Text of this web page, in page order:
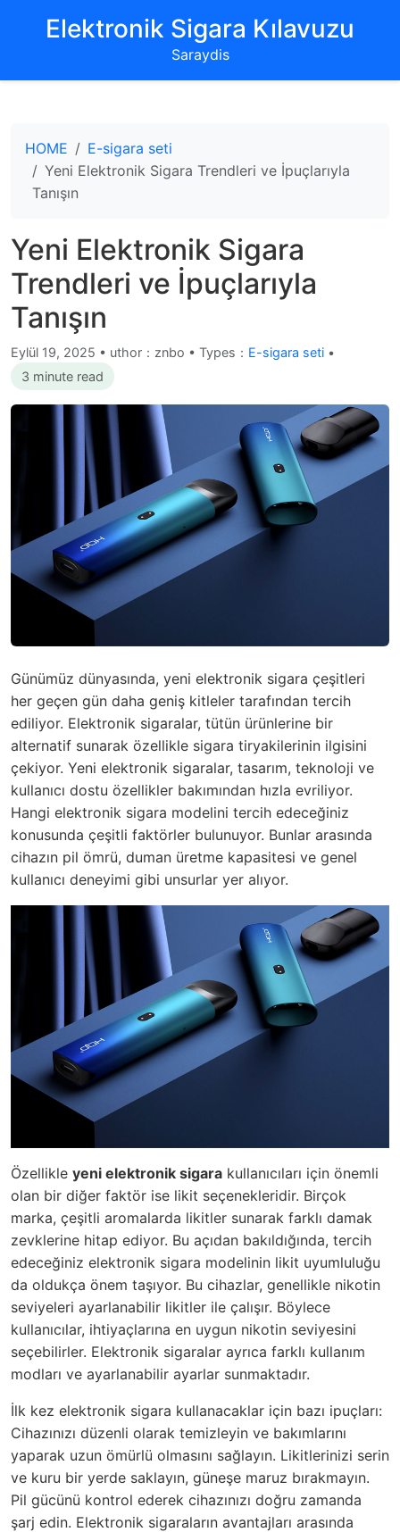
‌Elektronik Sigara Kılavuzu‌
Saraydis
HOME
E-sigara seti
Yeni Elektronik Sigara Trendleri ve İpuçlarıyla
Tanışın
Yeni Elektronik Sigara
Trendleri ve İpuçlarıyla
Tanışın
Eylül 19, 2025 • uthor：znbo • Types： E-sigara seti •
3 minute read
Günümüz dünyasında, yeni elektronik sigara çeşitleri
her geçen gün daha geniş kitleler tarafından tercih
ediliyor. Elektronik sigaralar, tütün ürünlerine bir
alternatif sunarak özellikle sigara tiryakilerinin ilgisini
çekiyor. Yeni elektronik sigaralar, tasarım, teknoloji ve
kullanıcı dostu özellikler bakımından hızla evriliyor.
Hangi elektronik sigara modelini tercih edeceğiniz
konusunda çeşitli faktörler bulunuyor. Bunlar arasında
cihazın pil ömrü, duman üretme kapasitesi ve genel
kullanıcı deneyimi gibi unsurlar yer alıyor.
Özellikle yeni elektronik sigara kullanıcıları için önemli
olan bir diğer faktör ise likit seçenekleridir. Birçok
marka, çeşitli aromalarda likitler sunarak farklı damak
zevklerine hitap ediyor. Bu açıdan bakıldığında, tercih
edeceğiniz elektronik sigara modelinin likit uyumluluğu
da oldukça önem taşıyor. Bu cihazlar, genellikle nikotin
seviyeleri ayarlanabilir likitler ile çalışır. Böylece
kullanıcılar, ihtiyaçlarına en uygun nikotin seviyesini
seçebilirler. Elektronik sigaralar ayrıca farklı kullanım
modları ve ayarlanabilir ayarlar sunmaktadır.
İlk kez elektronik sigara kullanacaklar için bazı ipuçları:
Cihazınızı düzenli olarak temizleyin ve bakımlarını
yaparak uzun ömürlü olmasını sağlayın. Likitlerinizi serin
ve kuru bir yerde saklayın, güneşe maruz bırakmayın.
Pil gücünü kontrol ederek cihazınızı doğru zamanda
şarj edin. Elektronik sigaraların avantajları arasında